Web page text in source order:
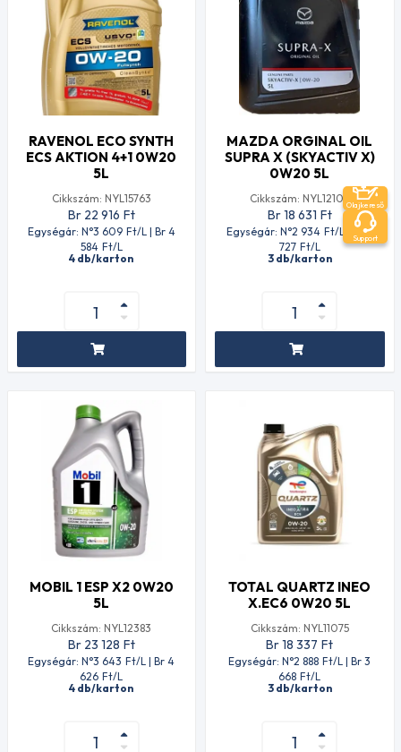
RAVENOL ECO SYNTH
ECS AKTION 4+1 0W20
5L
Cikkszám: NYL15763
Br 22 916 Ft
Egységár: N°3 609 Ft/L | Br 4
584 Ft/L
4 db/karton
MAZDA ORGINAL OIL
SUPRA X (SKYACTIV X)
0W20 5L
Cikkszám: NYL12109
Br 18 631 Ft
Egységár: N°2 934 Ft/L | Br 3
727 Ft/L
3 db/karton
MOBIL 1 ESP X2 0W20
5L
Cikkszám: NYL12383
Br 23 128 Ft
Egységár: N°3 643 Ft/L | Br 4
626 Ft/L
4 db/karton
TOTAL QUARTZ INEO
X.EC6 0W20 5L
Cikkszám: NYL11075
Br 18 337 Ft
Egységár: N°2 888 Ft/L | Br 3
668 Ft/L
3 db/karton
Olajkereső
Support